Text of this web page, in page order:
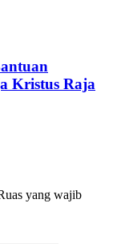
Kristus Raja
yang wajib